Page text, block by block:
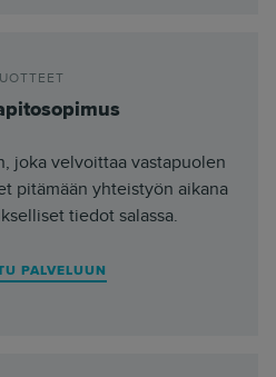
joka velvoittaa vastapuolen
pitämään yhteistyön aikana
tiedot salassa.
PALVELUUN